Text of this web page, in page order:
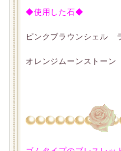
◆使用した石◆
ピンクブラウンシェル
オレンジムーンストー